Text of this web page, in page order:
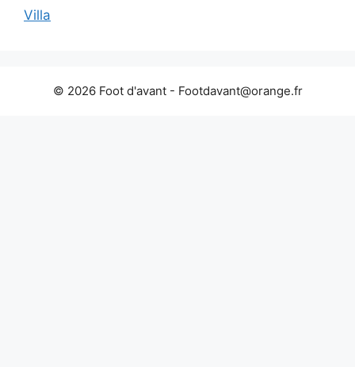
Villa
© 2026 Foot d'avant - Footdavant@orange.fr